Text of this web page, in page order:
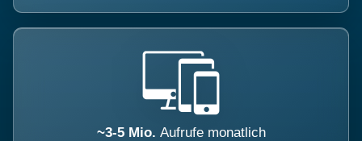
~3-5 Mio. Aufrufe monatlich